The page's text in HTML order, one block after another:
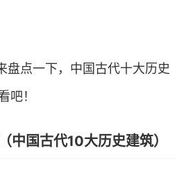
盘点一下，中国古代十大历史
吧！
中国古代10大历史建筑）